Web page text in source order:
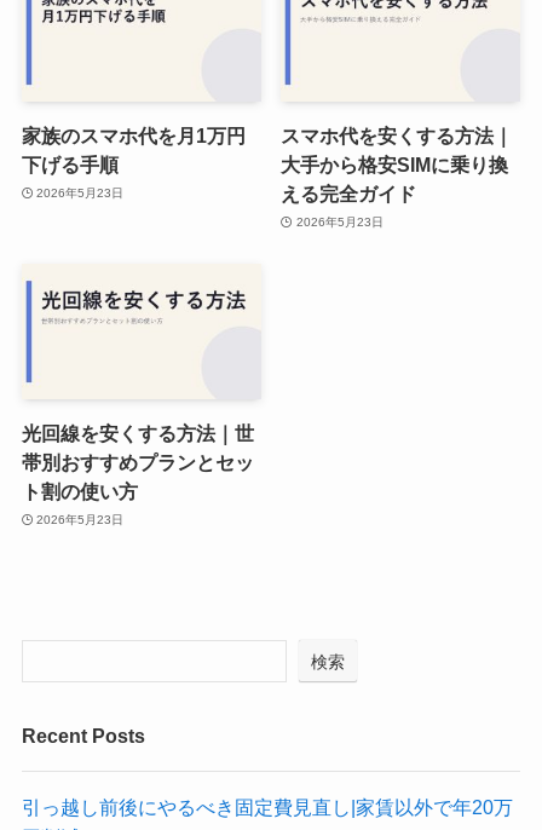
家族のスマホ代を月1万円
下げる手順
2026年5月23日
スマホ代を安くする方法｜
大手から格安SIMに乗り換
える完全ガイド
2026年5月23日
光回線を安くする方法｜世
帯別おすすめプランとセッ
ト割の使い方
2026年5月23日
検索
Recent Posts
引っ越し前後にやるべき固定費見直し|家賃以外で年20万